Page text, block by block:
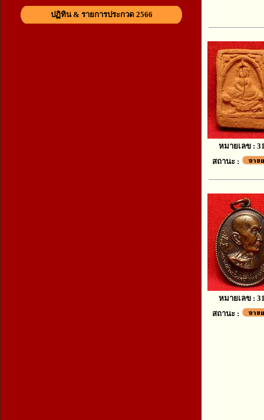
ปฏิทิน & รายการประกวด 2566
หมายเลข :
สถานะ :
หมายเลข :
สถานะ :